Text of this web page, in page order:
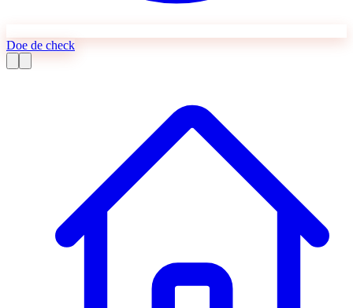
Doe de check